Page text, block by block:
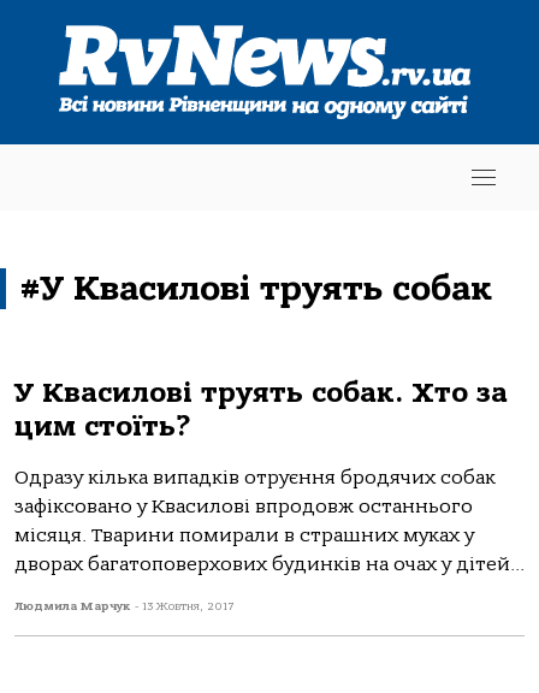
#У Квасилові труять собак
У Квасилові труять собак. Хто за
цим стоїть?
Одразу кілька випадків отруєння бродячих собак
зафіксовано у Квасилові впродовж останнього
місяця. Тварини помирали в страшних муках у
дворах багатоповерхових будинків на очах у дітей...
Людмила Марчук - 13 Жовтня, 2017